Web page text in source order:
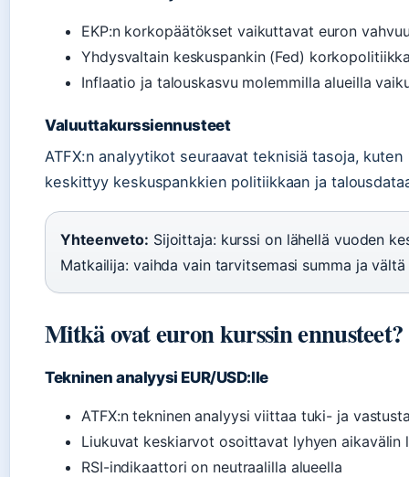
EKP:n korkopäätökset vaikuttavat euron
Yhdysvaltain keskuspankin (Fed)
Inflaatio ja talouskasvu molemmilla alueilla
Valuuttakurssiennusteet
ATFX:n analyytikot seuraavat teknisiä tasoja, kuten
keskittyy keskuspankkien politiikkaan ja
Yhteenveto: Sijoittaja: kurssi on lähellä vuoden
Matkailija: vaihda vain tarvitsemasi summa ja
Mitkä ovat euron kurssin ennusteet?
Tekninen analyysi EUR/USD:lle
ATFX:n tekninen analyysi viittaa tuki- ja
Liukuvat keskiarvot osoittavat lyhyen aikavälin
RSI-indikaattori on neutraalilla alueella